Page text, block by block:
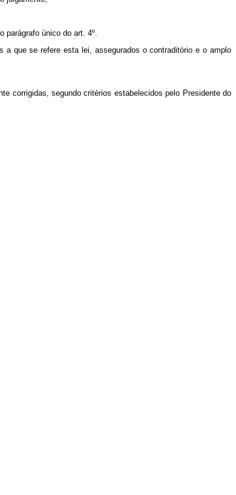
parágrafo único do art. 4º.
a que se refere esta lei, assegurados o contraditório e o amplo
corrigidas, segundo critérios estabelecidos pelo Presidente do